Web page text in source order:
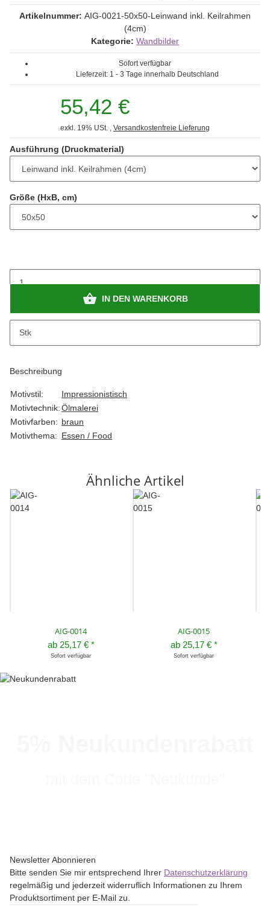
Artikelnummer: AIG-0021-50x50-Leinwand inkl. Keilrahmen
(4cm)
Kategorie: Wandbilder
Sofort verfügbar
Lieferzeit: 1 - 3 Tage innerhalb Deutschland
55,42 €
exkl. 19% USt. , Versandkostenfreie Lieferung
Ausführung (Druckmaterial)
Größe (HxB, cm)
Stk
IN DEN WARENKORB
Beschreibung
Motivstil:
Impressionistisch
Motivtechnik:Ölmalerei
Motivfarben: braun
Motivthema: Essen / Food
Ähnliche Artikel
AIG-0014
ab 25,17 € *
Sofort verfügbar
AIG-0015
ab 25,17 € *
Sofort verfügbar
Newsletter Abonnieren
Bitte senden Sie mir entsprechend Ihrer Datenschutzerklärung
regelmäßig und jederzeit widerruflich Informationen zu Ihrem
Produktsortiment per E-Mail zu.